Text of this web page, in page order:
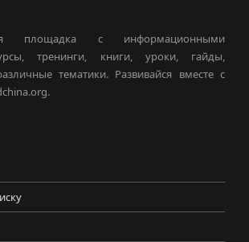
площадка с информационными
тренинги, книги, уроки, гайды,
тематики. Развивайся вместе с